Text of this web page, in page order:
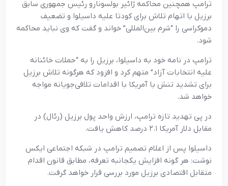
ترامپ همچنین محاکمه ژائیر بولسونارو رئیس جمهوری سابق
برزیل با اتهام تلاش برای کودتا علیه داسیلوا و تضعیف
دموکراسی را “شرم بین‌المللی” خواند و گفت که وی نباید محاکمه
شود.
ترامپ در نامه خود به داسیلوا، برزیل را به “حملات خائنانه
علیه انتخابات آزاد” متهم کرد و افزود که هرگونه تلاش برزیل
برای تشدید تنش با آمریکا با اقدامات تلافی‌جویانه مواجه
خواهد شد.
در پی تهدید تازه ترامپ، ارزش واحد پول برزیل (رئال) در
مقابل دلار آمریکا ۲.۱ درصد کاهش یافت.
داسیلوا پس از اعلام تصمیم ترامپ در شبکه اجتماعی ایکس
نوشت: هر گونه افزایش یکجانبه تعرفه، مطابق قانون اقدام
متقابل اقتصادی برزیل مورد بررسی قرار خواهد گرفت.